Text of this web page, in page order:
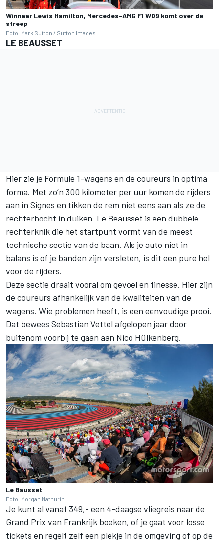
Winnaar Lewis Hamilton, Mercedes-AMG F1 W09 komt over de
streep
Foto: Mark Sutton / Sutton Images
LE BEAUSSET
Hier zie je Formule 1-wagens en de coureurs in optima
forma. Met zo’n 300 kilometer per uur komen de rijders
aan in Signes en tikken de rem niet eens aan als ze de
rechterbocht in duiken. Le Beausset is een dubbele
rechterknik die het startpunt vormt van de meest
technische sectie van de baan. Als je auto niet in
balans is of je banden zijn versleten, is dit een pure hel
voor de rijders.
Deze sectie draait vooral om gevoel en finesse. Hier zijn
de coureurs afhankelijk van de kwaliteiten van de
wagens. Wie problemen heeft, is een eenvoudige prooi.
Dat bewees Sebastian Vettel afgelopen jaar door
buitenom voorbij te gaan aan Nico Hülkenberg.
Le Bausset
Foto: Morgan Mathurin
Je kunt al vanaf 349,- een 4-daagse vliegreis naar de
Grand Prix van Frankrijk boeken, of je gaat voor losse
tickets en regelt zelf een plekje in de omgeving of op de